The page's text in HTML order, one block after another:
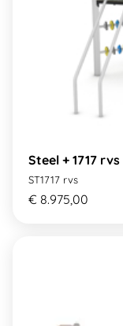
Steel + 1717 rvs
ST1717 rvs
€ 8.975,00